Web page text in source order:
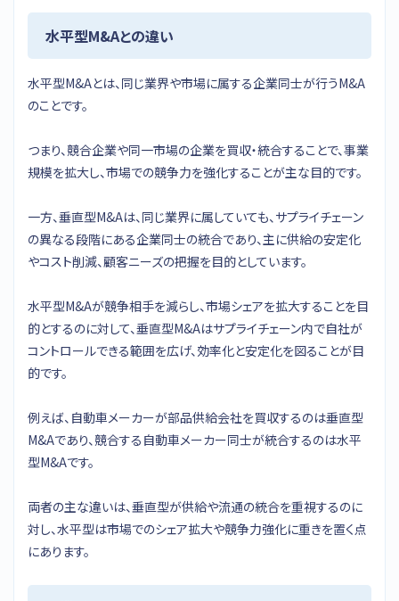
水平型M&Aとの違い
水平型M&Aとは、同じ業界や市場に属する企業同士が行うM&A
のことです。
つまり、競合企業や同一市場の企業を買収・統合することで、事業
規模を拡大し、市場での競争力を強化することが主な目的です。
一方、垂直型M&Aは、同じ業界に属していても、サプライチェーン
の異なる段階にある企業同士の統合であり、主に供給の安定化
やコスト削減、顧客ニーズの把握を目的としています。
水平型M&Aが競争相手を減らし、市場シェアを拡大することを目
的とするのに対して、垂直型M&Aはサプライチェーン内で自社が
コントロールできる範囲を広げ、効率化と安定化を図ることが目
的です。
例えば、自動車メーカーが部品供給会社を買収するのは垂直型
M&Aであり、競合する自動車メーカー同士が統合するのは水平
型M&Aです。
両者の主な違いは、垂直型が供給や流通の統合を重視するのに
対し、水平型は市場でのシェア拡大や競争力強化に重きを置く点
にあります。